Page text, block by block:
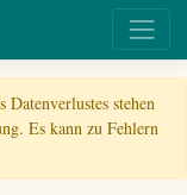
stehen
Es kann zu Fehlern